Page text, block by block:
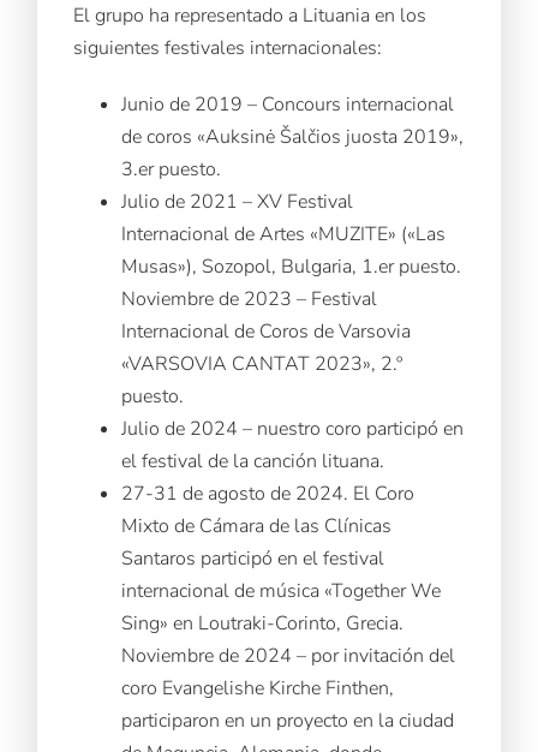
El grupo ha representado a Lituania en los
siguientes festivales internacionales:
Junio de 2019 – Concours internacional
de coros «Auksinė Šalčios juosta 2019»,
3.er puesto.
Julio de 2021 – XV Festival
Internacional de Artes «MUZITE» («Las
Musas»), Sozopol, Bulgaria, 1.er puesto.
Noviembre de 2023 – Festival
Internacional de Coros de Varsovia
«VARSOVIA CANTAT 2023», 2.º
puesto.
Julio de 2024 – nuestro coro participó en
el festival de la canción lituana.
27-31 de agosto de 2024. El Coro
Mixto de Cámara de las Clínicas
Santaros participó en el festival
internacional de música «Together We
Sing» en Loutraki-Corinto, Grecia.
Noviembre de 2024 – por invitación del
coro Evangelishe Kirche Finthen,
participaron en un proyecto en la ciudad